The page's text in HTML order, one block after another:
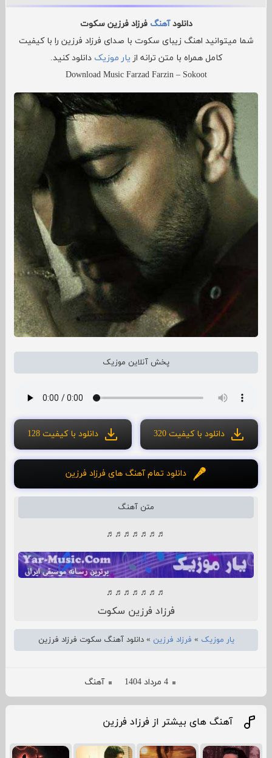
دانلودآهنگ فرزاد فرزین سکوت
شما میتوانید اهنگ زیبای سکوت با صدای فرزاد فرزین را با کیفیت
کامل همراه با متن ترانه از یار موزیک دانلود کنید.
Download Music Farzad Farzin – Sokoot
پخش آنلاین موزیک
دانلود با کیفیت 320 دانلود با کیفیت 128
دانلود تمام آهنگ های فرزاد فرزین
متن آهنگ
♬♬♬♬♬♬♬
♬♬♬♬♬♬♬
فرزاد فرزین سکوت
یار موزیک » فرزاد فرزین »دانلود آهنگ سکوت فرزاد فرزین
4 مرداد 1404 آهنگ
آهنگ های بیشتر از فرزاد فرزین